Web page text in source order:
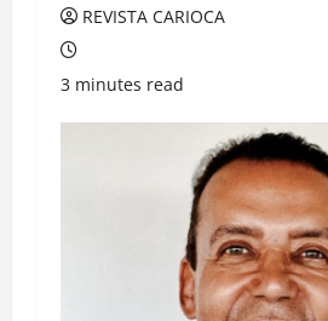
REVISTA CARIOCA
3 minutes read